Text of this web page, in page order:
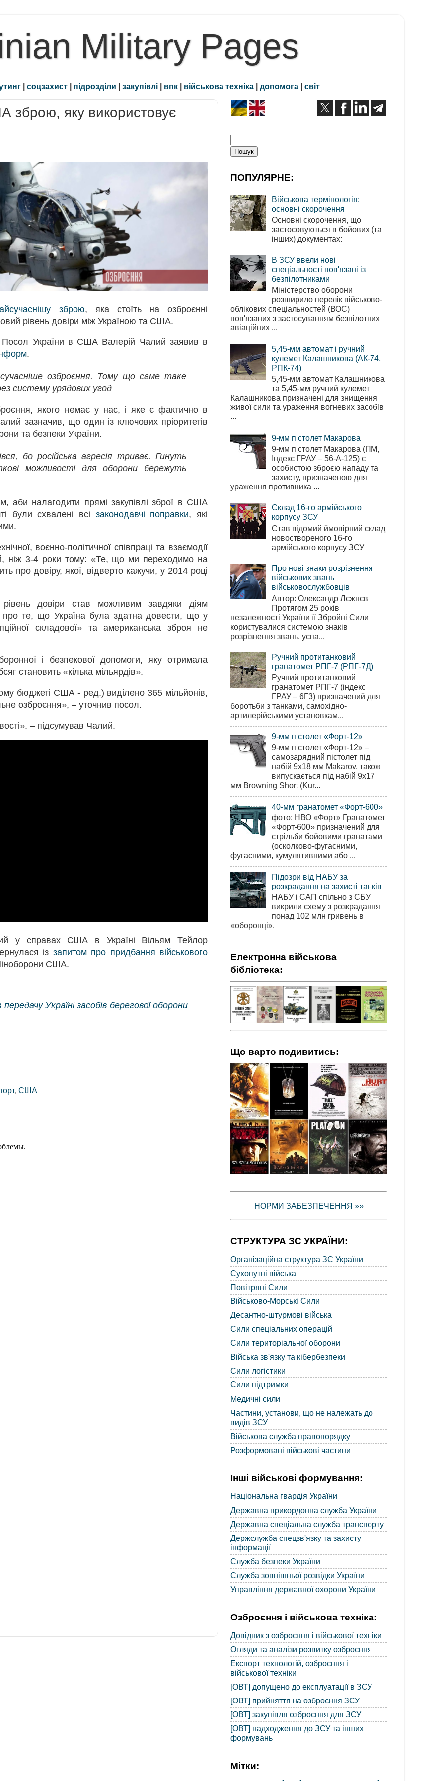
Military Pages
| соцзахист | підрозділи | закупівлі | впк | військова техніка | допомога | світ
зброю, яку використовує
зброю, яка стоїть на озброєнні
рівень довіри між Україною та США.
України в США Валерій Чалий заявив в
.
озброєння. Тому що саме таке
систему урядових угод
якого немає у нас, і яке є фактично в
зазначив, що один із ключових пріоритетів
та безпеки України.
бо російська агресія триває. Гинуть
можливості для оборони бережуть
аби налагодити прямі закупівлі зброї в США
були схвалені всі законодавчі поправки, які
воєнно-політичної співпраці та взаємодії
ніж 3-4 роки тому: «Те, що ми переходимо на
про довіру, якої, відверто кажучи, у 2014 році
довіри став можливим завдяки діям
про те, що Україна була здатна довести, що у
складової» та американська зброя не
і безпекової допомоги, яку отримала
становить «кілька мільярдів».
бюджеті США - ред.) виділено 365 мільйонів,
озброєння», – уточнив посол.
– підсумував Чалий.
у справах США в Україні Вільям Тейлор
із запитом про придбання військового
США.
Україні засобів берегової оборони
, США
ПОПУЛЯРНЕ:
Військова термінологія:
основні скорочення
Основні скорочення, що
застосовуються в бойових (та
інших) документах:
В ЗСУ ввели нові
спеціальності пов'язані із
безпілотниками
Міністерство оборони
розширило перелік військово-
облікових спеціальностей (ВОС)
пов'язаних з застосуванням безпілотних
авіаційних ...
5,45-мм автомат і ручний
кулемет Калашникова (АК-74,
РПК-74)
5,45-мм автомат Калашникова
та 5,45-мм ручний кулемет
Калашникова призначені для знищення
живої сили та ураження вогневих засобів
...
9-мм пістолет Макарова
9-мм пістолет Макарова (ПМ,
Індекс ГРАУ – 56-А-125) є
особистою зброєю нападу та
захисту, призначеною для
ураження противника ...
Склад 16-го армійського
корпусу ЗСУ
Став відомий ймовірний склад
новоствореного 16-го
армійського корпусу ЗСУ
Про нові знаки розрізнення
військових звань
військовослужбовців
Автор: Олександр Лєжнєв
Протягом 25 років
незалежності України її Збройні Сили
користувалися системою знаків
розрізнення звань, успа...
Ручний протитанковий
гранатомет РПГ-7 (РПГ-7Д)
Ручний протитанковий
гранатомет РПГ-7 (індекс
ГРАУ – 6Г3) призначений для
боротьби з танками, самохідно-
артилерійськими установкам...
9-мм пістолет «Форт-12»
9-мм пістолет «Форт-12» –
самозарядний пістолет під
набій 9х18 мм Makarov, також
випускається під набій 9х17
мм Browning Short (Kur...
40-мм гранатомет «Форт-600»
фото: НВО «Форт» Гранатомет
«Форт-600» призначений для
стрільби бойовими гранатами
(осколково-фугасними,
фугасними, кумулятивними або ...
Підозри від НАБУ за
розкрадання на захисті танків
НАБУ і САП спільно з СБУ
викрили схему з розкрадання
понад 102 млн гривень в
«оборонці».
Електронна військова
бібліотека:
Що варто подивитись:
НОРМИ ЗАБЕЗПЕЧЕННЯ »»
СТРУКТУРА ЗС УКРАЇНИ:
Організаційна структура ЗС України
Сухопутні війська
Повітряні Сили
Військово-Морські Сили
Десантно-штурмові війська
Сили спеціальних операцій
Сили територіальної оборони
Війська зв'язку та кібербезпеки
Сили логістики
Сили підтримки
Медичні сили
Частини, установи, що не належать до
видів ЗСУ
Військова служба правопорядку
Розформовані військові частини
Інші військові формування:
Національна гвардія України
Державна прикордонна служба України
Державна спеціальна служба транспорту
Держслужба спецзв'язку та захисту
інформації
Служба безпеки України
Служба зовнішньої розвідки України
Управління державної охорони України
Озброєння і військова техніка:
Довідник з озброєння і військової техніки
Огляди та аналізи розвитку озброєння
Експорт технологій, озброєння і
військової техніки
[ОВТ] допущено до експлуатації в ЗСУ
[ОВТ] прийняття на озброєння ЗСУ
[ОВТ] закупівля озброєння для ЗСУ
[ОВТ] надходження до ЗСУ та інших
формувань
Мітки: